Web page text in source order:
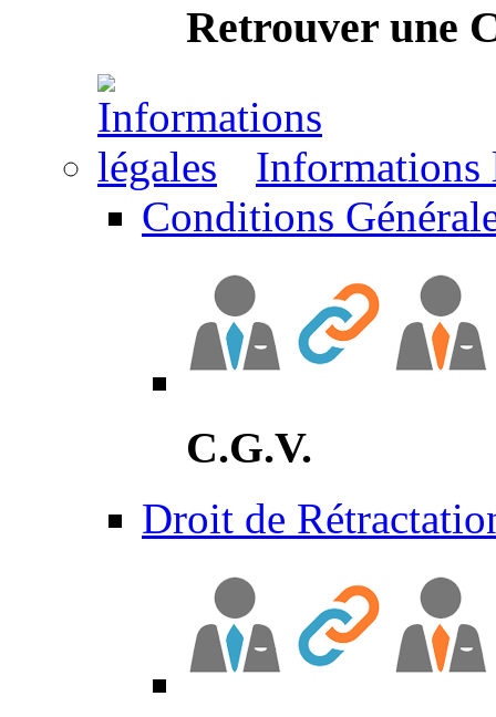
Retrouver une
Informations
Conditions
C.G.V.
Droit de